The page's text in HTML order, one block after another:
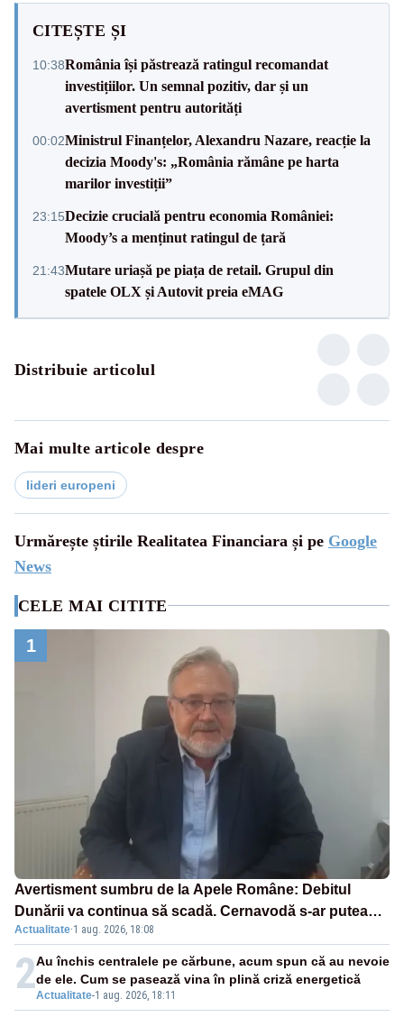
CITEȘTE ȘI
10:38România își păstrează ratingul recomandat
investițiilor. Un semnal pozitiv, dar și un
avertisment pentru autorități
00:02Ministrul Finanțelor, Alexandru Nazare, reacție la
decizia Moody's: „România rămâne pe harta
marilor investiții”
23:15Decizie crucială pentru economia României:
Moody’s a menținut ratingul de țară
21:43Mutare uriașă pe piața de retail. Grupul din
spatele OLX și Autovit preia eMAG
Distribuie articolul
Mai multe articole despre
lideri europeni
Urmărește știrile Realitatea Financiara și pe Google
News
CELE MAI CITITE
1
Avertisment sumbru de la Apele Române: Debitul
Dunării va continua să scadă. Cernavodă s-ar putea
închide în 4 zile
Actualitate·1 aug. 2026, 18:08
2Actualitate-1 aug. 2026, 18:11
Au închis centralele pe cărbune, acum spun că au nevoie
de ele. Cum se pasează vina în plină criză energetică